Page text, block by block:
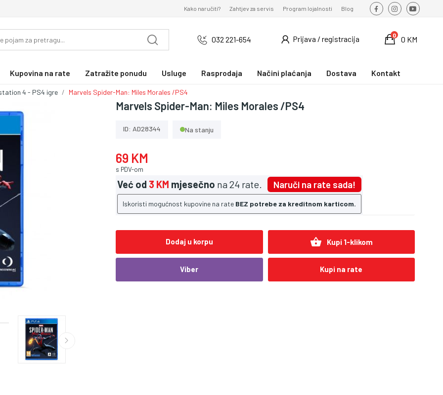
Kako naručiti? Zahtjev za servis Program lojalnosti Blog
032 221-654 Prijava / registracija 0 KM
0
Kupovina na rate Zatražite ponudu Usluge Rasprodaja Načini plaćanja Dostava Kontakt
4 - PS4 igre Marvels Spider-Man: Miles Morales /PS4
Marvels Spider-Man: Miles Morales /PS4
ID: AD28344 Na stanju
69 KM
s PDV-om
Već od 3 KM mjesečno na 24 rate. Naruči na rate sada!
Iskoristi mogućnost kupovine na rate BEZ potrebe za kreditnom karticom.
Dodaj u korpu shopping_basket Kupi 1-klikom
Viber Kupi na rate